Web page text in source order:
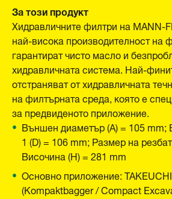
За този продукт
Хидравличните филтри на MANN-
най-висока производителност на
гарантират чисто масло и
хидравличната система. Най-
отстраняват от хидравличната
на филтърната среда, която е
за предвиденото приложение.
Външен диаметър (A) = 105
1 (D) = 106 mm; Размер на
Височина (H) = 281 mm
Основно приложение:
(Kompaktbagger / Compact